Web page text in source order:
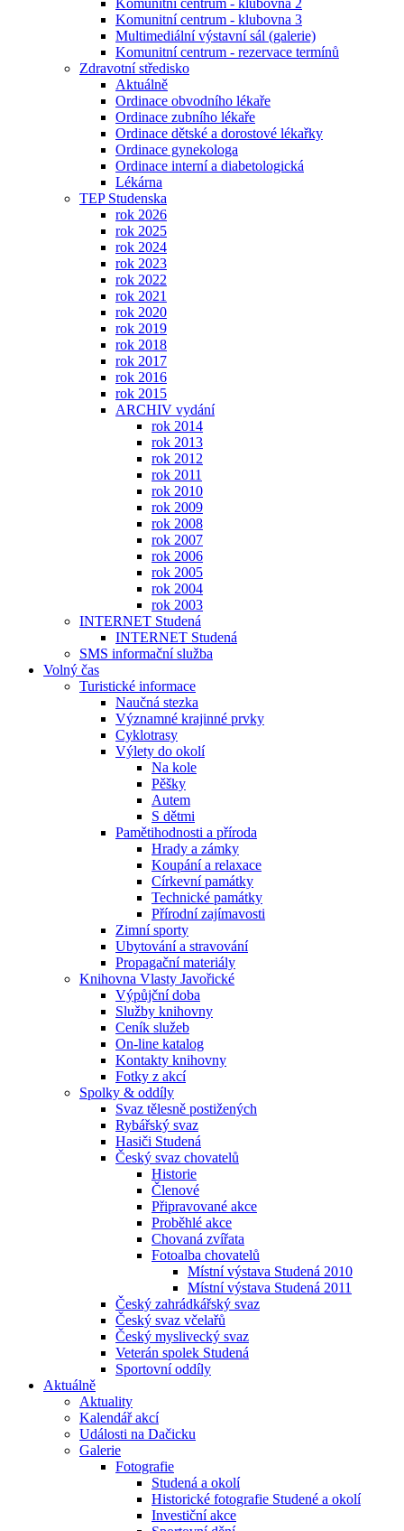
Komunitní centrum - klubovna 2
Komunitní centrum - klubovna 3
Multimediální výstavní sál (galerie)
Komunitní centrum - rezervace termínů
Zdravotní středisko
Aktuálně
Ordinace obvodního lékaře
Ordinace zubního lékaře
Ordinace dětské a dorostové lékařky
Ordinace gynekologa
Ordinace interní a diabetologická
Lékárna
TEP Studenska
rok 2026
rok 2025
rok 2024
rok 2023
rok 2022
rok 2021
rok 2020
rok 2019
rok 2018
rok 2017
rok 2016
rok 2015
ARCHIV vydání
rok 2014
rok 2013
rok 2012
rok 2011
rok 2010
rok 2009
rok 2008
rok 2007
rok 2006
rok 2005
rok 2004
rok 2003
INTERNET Studená
INTERNET Studená
SMS informační služba
Volný čas
Turistické informace
Naučná stezka
Významné krajinné prvky
Cyklotrasy
Výlety do okolí
Na kole
Pěšky
Autem
S dětmi
Pamětihodnosti a příroda
Hrady a zámky
Koupání a relaxace
Církevní památky
Technické památky
Přírodní zajímavosti
Zimní sporty
Ubytování a stravování
Propagační materiály
Knihovna Vlasty Javořické
Výpůjční doba
Služby knihovny
Ceník služeb
On-line katalog
Kontakty knihovny
Fotky z akcí
Spolky & oddíly
Svaz tělesně postižených
Rybářský svaz
Hasiči Studená
Český svaz chovatelů
Historie
Členové
Připravované akce
Proběhlé akce
Chovaná zvířata
Fotoalba chovatelů
Místní výstava Studená 2010
Místní výstava Studená 2011
Český zahrádkářský svaz
Český svaz včelařů
Český myslivecký svaz
Veterán spolek Studená
Sportovní oddíly
Aktuálně
Aktuality
Kalendář akcí
Události na Dačicku
Galerie
Fotografie
Studená a okolí
Historické fotografie Studené a okolí
Investiční akce